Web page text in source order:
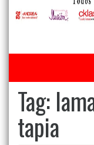
Tag:
tapia